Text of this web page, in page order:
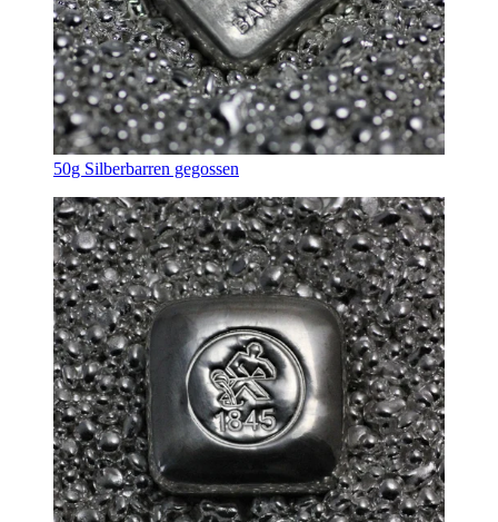
50g Silberbarren gegossen